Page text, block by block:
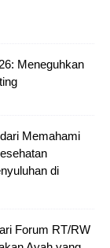
Meneguhkan
Memahami
di
Forum RT/RW